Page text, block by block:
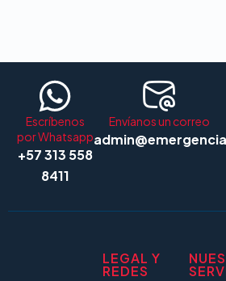
Escríbenos
por Whatsapp
+57 313 558
8411
Envíanos un correo
LEGAL Y
REDES